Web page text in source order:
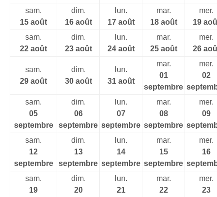
sam.
15 août
dim.
16 août
lun.
17 août
mar.
18 août
mer.
19
sam.
22 août
dim.
23 août
lun.
24 août
mar.
25 août
mer.
26
sam.
29 août
dim.
30 août
lun.
31 août
mar.
01
septembre
mer.
02
sam.
05
septembre
dim.
06
septembre
lun.
07
septembre
mar.
08
septembre
mer.
09
sam.
12
septembre
dim.
13
septembre
lun.
14
septembre
mar.
15
septembre
mer.
16
sam.
19
dim.
20
lun.
21
mar.
22
mer.
23